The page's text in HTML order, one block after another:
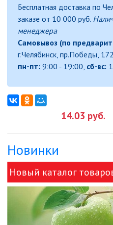
Бесплатная доставка по
заказе от 10 000 руб.
менеджера
Самовывоз (по
г.Челябинск, пр.Победы,
пн-пт: 9:00 - 19:00, сб-вс:
14.03 руб.
Новинки
Новый каталог
и